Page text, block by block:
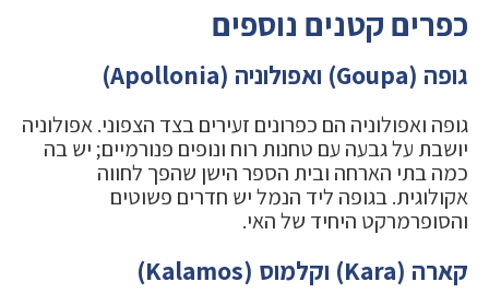
כפרים קטנים נוספים
גופה (Goupa) ואפולוניה (Apollonia)
גופה ואפולוניה הם כפרונים זעירים בצד הצפוני. אפולוניה
יושבת על גבעה עם טחנות רוח ונופים פנורמיים; יש בה
כמה בתי הארחה ובית הספר הישן שהפך לחווה
אקולוגית. בגופה ליד הנמל יש חדרים פשוטים
והסופרמרקט היחיד של האי.
קארה (Kara) וקלמוס (Kalamos)